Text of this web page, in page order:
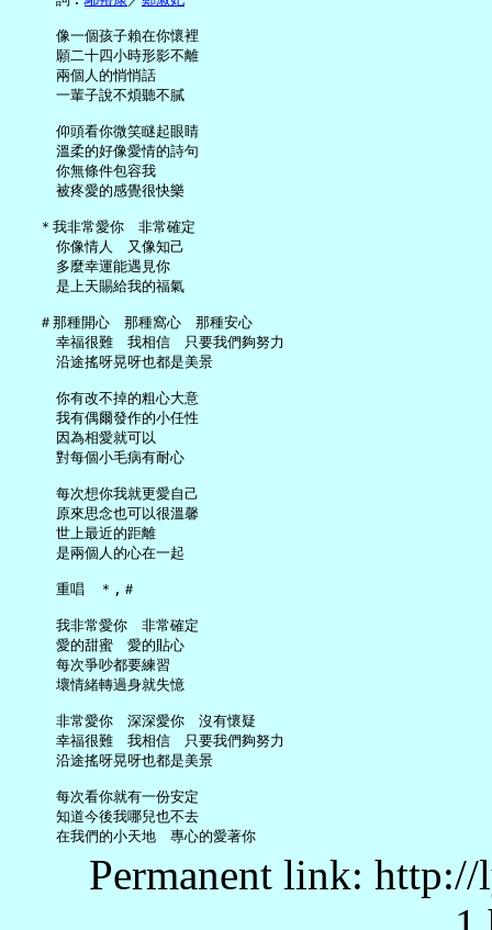
     像一個孩子賴在你懷裡
     願二十四小時形影不離
     兩個人的悄悄話
     一輩子說不煩聽不膩
     仰頭看你微笑瞇起眼睛
     溫柔的好像愛情的詩句
     你無條件包容我
     被疼愛的感覺很快樂
   ＊我非常愛你　非常確定
     你像情人　又像知己
     多麼幸運能遇見你
     是上天賜給我的福氣
   ＃那種開心　那種窩心　那種安心
     幸福很難　我相信　只要我們夠努力
     沿途搖呀晃呀也都是美景
     你有改不掉的粗心大意
     我有偶爾發作的小任性
     因為相愛就可以
     對每個小毛病有耐心
     每次想你我就更愛自己
     原來思念也可以很溫馨
     世上最近的距離
     是兩個人的心在一起
     重唱　＊,＃
     我非常愛你　非常確定
     愛的甜蜜　愛的貼心
     每次爭吵都要練習
     壞情緒轉過身就失憶
     非常愛你　深深愛你　沒有懷疑
     幸福很難　我相信　只要我們夠努力
     沿途搖呀晃呀也都是美景
     每次看你就有一份安定
     知道今後我哪兒也不去
Permanent link: